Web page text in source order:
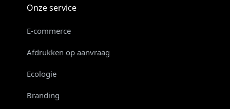
Onze service
E-commerce
Afdrukken op aanvraag
Ecologie
Branding